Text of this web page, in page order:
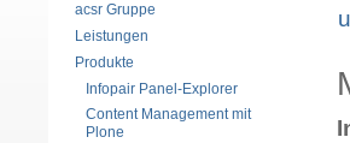
acsr Gruppe
Leistungen
Produkte
Infopair Panel-Explorer
Content Management mit
Plone